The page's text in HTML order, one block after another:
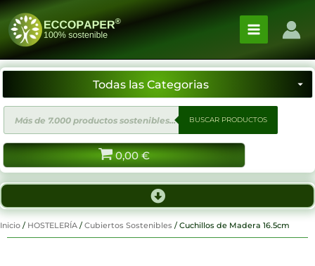
Ir
contenido
de
productos
BUSCAR PRODUCTOS
0,00 €
Inicio / HOSTELERÍA / Cubiertos Sostenibles / Cuchillos de Madera 16.5cm